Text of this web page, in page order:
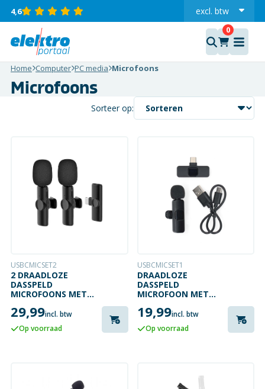
4,6 excl. btw
incl.
Home Computer PC media Microfoons
Microfoons
Sorteer op:
USBCMICSET2
2 DRAADLOZE
DASSPELD
MICROFOONS MET
29,99incl. btw
Op voorraad
USBCMICSET1
DRAADLOZE
DASSPELD
MICROFOON MET
19,99incl. btw
Op voorraad